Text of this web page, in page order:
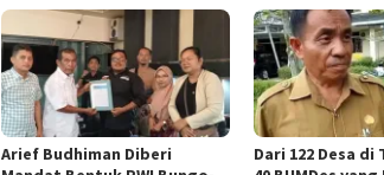
Arief Budhiman Diberi
Dari 122 Desa di